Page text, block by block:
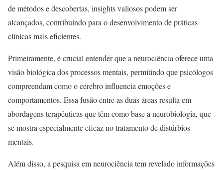
de métodos e descobertas, insights valiosos podem ser
alcançados, contribuindo para o desenvolvimento de práticas
clínicas mais eficientes.
Primeiramente, é crucial entender que a neurociência oferece uma
visão biológica dos processos mentais, permitindo que psicólogos
compreendam como o cérebro influencia emoções e
comportamentos. Essa fusão entre as duas áreas resulta em
abordagens terapêuticas que têm como base a neurobiologia, que
se mostra especialmente eficaz no tratamento de distúrbios
mentais.
Além disso, a pesquisa em neurociência tem revelado informações